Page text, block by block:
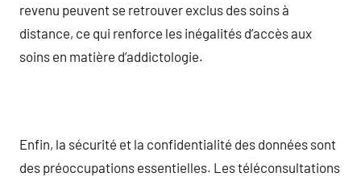
revenu peuvent se retrouver exclus des soins à
distance, ce qui renforce les inégalités d’accès aux
soins en matière d’addictologie.
Enfin, la sécurité et la confidentialité des données sont
des préoccupations essentielles. Les téléconsultations